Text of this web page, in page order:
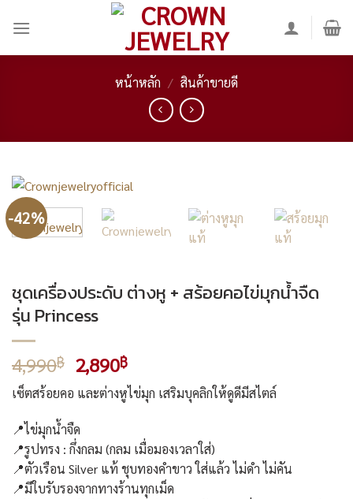
หน้าหลัก / สินค้าขายดี
-42%
ชุดเครื่องประดับ ต่างหู + สร้อยคอไข่มุกน้ำจืด
รุ่น Princess
4,990฿ Original
price
was:
4,990฿.
2,890฿Current
price
is:
เซ็ตสร้อยคอ และต่างหูไข่มุก เสริมบุคลิกให้ดูดีมีสไตล์
📍ไข่มุกน้ำจืด
📍รูปทรง : กึ่งกลม (กลม เมื่อมองเวลาใส่)
📍ตัวเรือน Silver แท้ ชุบทองคำขาว ใส่แล้ว ไม่ดำ ไม่คัน
📍มีใบรับรองจากทางร้านทุกเม็ด